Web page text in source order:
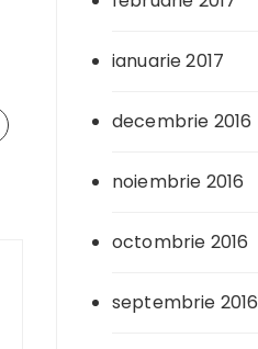
ianuarie 2017
decembrie 2016
noiembrie 2016
octombrie 2016
septembrie 2016